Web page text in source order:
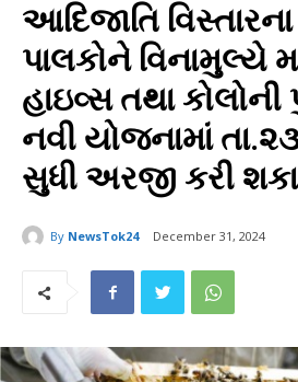
આદિજાતિ
પાલકોને વિનામુલ્યે
હાઇવ્સ તથા કોલોની
નવી યોજનામાં
સુધી અરજી કરી
By NewsTok24 December 31, 2024